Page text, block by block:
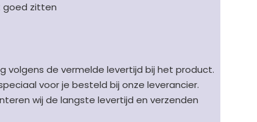
goed zitten
volgens de vermelde levertijd bij het product.
voor je besteld bij onze leverancier.
wij de langste levertijd en verzenden